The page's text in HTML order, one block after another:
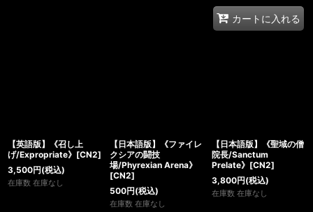
カートに入れる
【英語版】《召し上
げ/Expropriate》[CN2]
3,500円(税込)
在庫数 在庫なし
【日本語版】《ファイレ
クシアの闘技
場/Phyrexian Arena》
[CN2]
500円(税込)
在庫数 在庫なし
【日本語版】《聖域の僧
院長/Sanctum
Prelate》[CN2]
3,800円(税込)
在庫数 在庫なし